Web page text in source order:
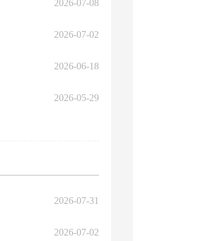
2026-07-08
2026-07-02
2026-06-18
2026-05-29
2026-07-31
2026-07-02